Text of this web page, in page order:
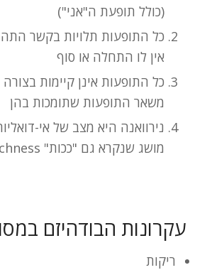
(כולל תופעת ה"אני")
כל התופעות תלויות בקשר
אין לו התחלה או סוף
כל התופעות אינן קיימות
משאר התופעות שתומכות בהן
נירוואנה היא מצב של אי-
מושג שנקרא גם "ככות" suchness
עקרונות הבודהיזם
ריקות